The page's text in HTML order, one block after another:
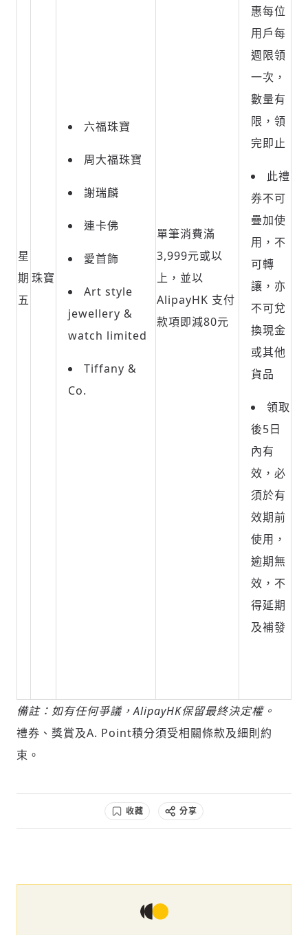
星
期
五
珠寶
六福珠寶
周大福珠寶
謝瑞麟
連卡佛
愛首飾
Art style
jewellery &
watch limited
Tiffany &
Co.
單筆消費滿
3,999元或以
上，並以
AlipayHK 支付
款項即減80元
惠每位
用戶每
週限領
一次，
數量有
限，領
完即止
此禮
券不可
疊加使
用，不
可轉
讓，亦
不可兌
換現金
或其他
貨品
領取
後5日
內有
效，必
須於有
效期前
使用，
逾期無
效，不
得延期
及補發
備註：如有任何爭議，AlipayHK保留最終決定權。
禮券、獎賞及A. Point積分須受相關條款及細則約
束。
收藏 分享